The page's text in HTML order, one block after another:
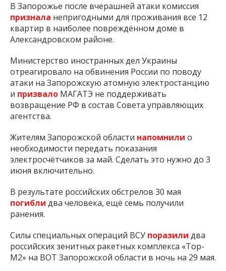
В Запорожье после вчерашней атаки комиссия
признала непригодными для проживания все 12
квартир в наиболее повреждённом доме в
Александровском районе.
Министерство иностранных дел Украины
отреагировало на обвинения России по поводу
атаки на Запорожскую атомную электростанцию
и призвало МАГАТЭ не поддерживать
возвращение РФ в состав Совета управляющих
агентства.
Жителям Запорожской области напомнили о
необходимости передать показания
электросчётчиков за май. Сделать это нужно до 3
июня включительно.
В результате российских обстрелов 30 мая
погибли два человека, ещё семь получили
ранения.
Силы специальных операций ВСУ поразили два
российских зенитных ракетных комплекса «Тор-
М2» на ВОТ Запорожской области в ночь на 29 мая.